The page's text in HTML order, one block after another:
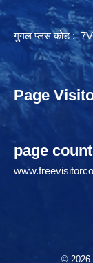
सम्पर्क
गुगल प्लस कोड :
Page
page
© 2026